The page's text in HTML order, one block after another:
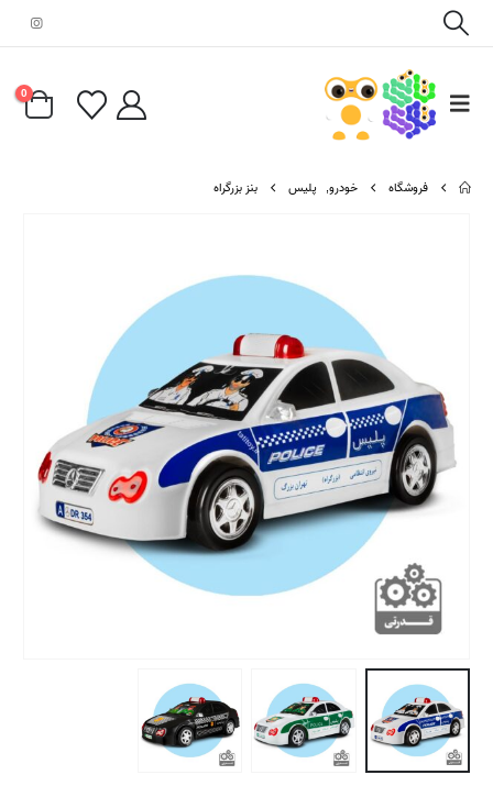
0
فروشگاه خودرو, پلیس بنز بزرگراه